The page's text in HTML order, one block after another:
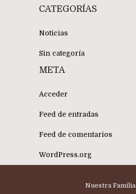
CATEGORÍAS
Noticias
Sin categoría
META
Acceder
Feed de entradas
Feed de comentarios
WordPress.org
Nuestra Familia